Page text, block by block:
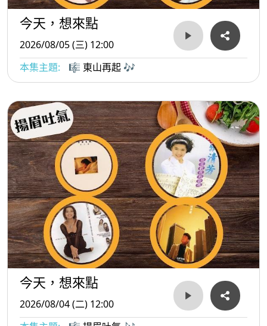
今天，想來點
2026/08/05 (三) 12:00
本集主題:
🎼 東山再起 🎶
今天，想來點
2026/08/04 (二) 12:00